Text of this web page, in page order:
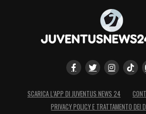
SCARICA L’APP DI JUVENTUS NEWS 24
PRIVACY POLICY E TRATTAMENTO DEI